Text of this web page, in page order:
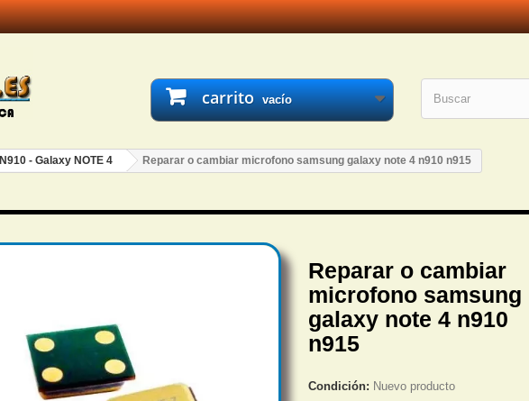
carrito vacío
N910 - Galaxy NOTE 4 Reparar o cambiar microfono samsung galaxy note 4 n910 n915
Reparar o cambiar
microfono samsung
galaxy note 4 n910
n915
Condición: Nuevo producto